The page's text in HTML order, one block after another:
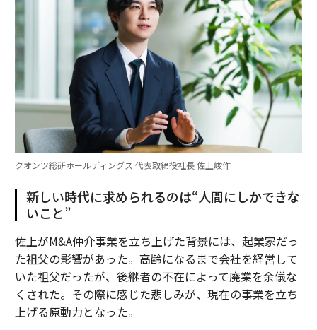
クオンツ総研ホールディングス 代表取締役社長 佐上峻作
新しい時代に求められるのは“人間にしかできな
いこと”
佐上がM&A仲介事業を立ち上げた背景には、起業家だっ
た祖父の影響があった。高齢になるまで会社を経営して
いた祖父だったが、後継者の不在によって廃業を余儀な
くされた。その際に感じた悲しみが、現在の事業を立ち
上げる原動力となった。